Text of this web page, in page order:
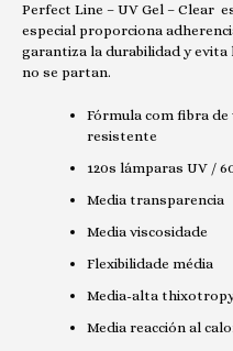
Perfect Line – UV Gel – Clear
especial proporciona
garantiza la durabilidad y
no se partan.
Fórmula com fibra
resistente
120s lámparas UV /
Media transparencia
Media viscosidade
Flexibilidade média
Media-alta
Media reacción al